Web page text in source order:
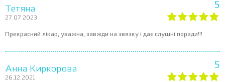
Тетяна
27.07.2023
5
Прекрасний лікар, уважна, завжди на звязку і дає слушні поради!!!
Анна Киркорова
26.12.2021
5